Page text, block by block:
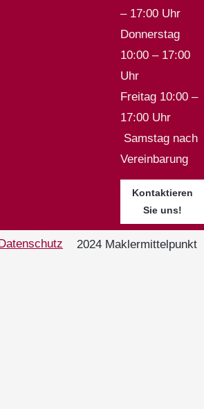
– 17:00 Uhr
Donnerstag
10:00 – 17:00
Uhr
Freitag 10:00 –
17:00 Uhr
Samstag nach
Vereinbarung
Kontaktieren
Sie uns!
2024 Maklermittelpunkt